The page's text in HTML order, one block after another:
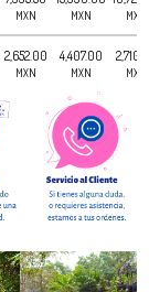
MXN MXN MXN
2,652.00
MXN
4,407.00
MXN MXN